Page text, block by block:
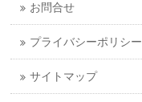
お問合せ
プライバシーポリシー
サイトマップ